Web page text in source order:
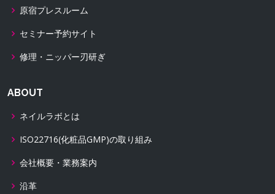
原宿プレスルーム
セミナー予約サイト
修理・ニッパー刃研ぎ
ABOUT
ネイルラボとは
ISO22716(化粧品GMP)の取り組み
会社概要・業務案内
沿革